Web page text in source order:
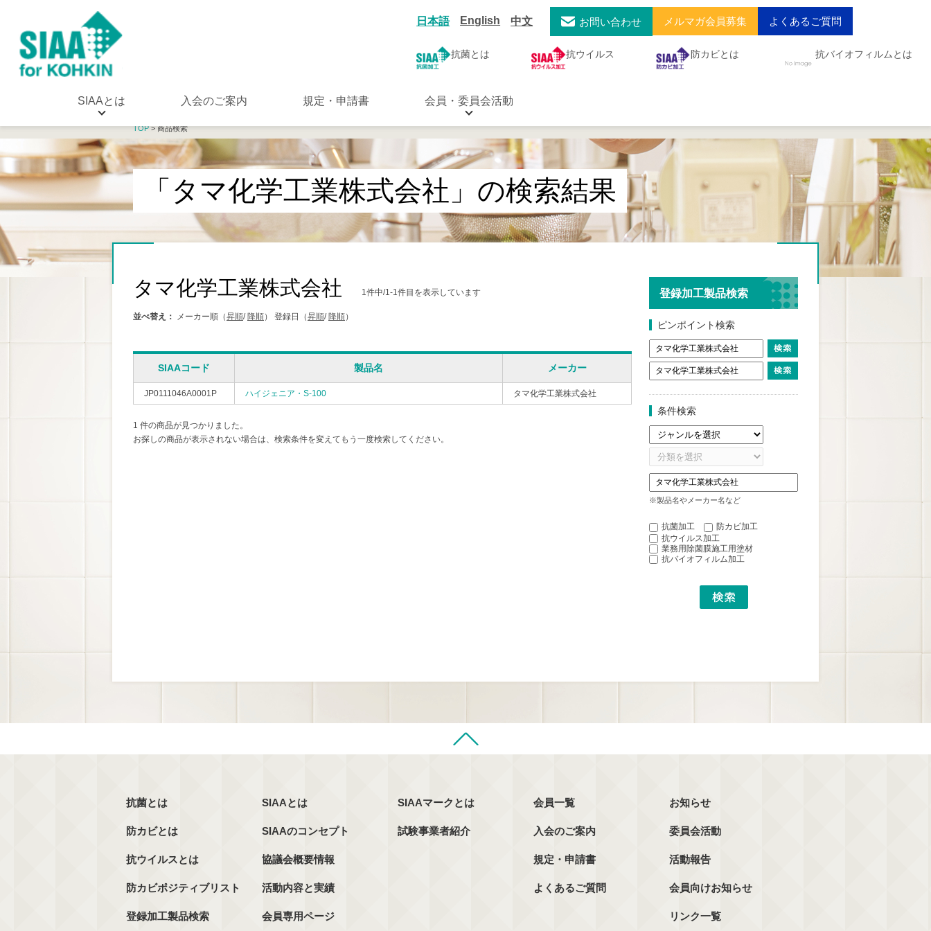
日本語 English 中文 お問い合わせ メルマガ会員募集 よくあるご質問
抗菌とは 抗ウイルス 防カビとは 抗バイオフィルムとは
SIAAとは 入会のご案内 規定・申請書 会員・委員会活動
TOP> 商品検索
「タマ化学工業株式会社」の検索結果
タマ化学工業株式会社 1件中/1-1件目を表示しています
並べ替え： メーカー順（昇順/ 降順） 登録日（昇順/ 降順）
SIAAコード 製品名 メーカー
JP0111046A0001P ハイジェニア・S-100 タマ化学工業株式会社
1 件の商品が見つかりました。
お探しの商品が表示されない場合は、検索条件を変えてもう一度検索してください。
登録加工製品検索
ピンポイント検索
条件検索
※製品名やメーカー名など
抗菌加工
防カビ加工
抗ウイルス加工
業務用除菌膜施工用塗材
抗バイオフィルム加工
抗菌とは
防カビとは
抗ウイルスとは
防カビポジティブリスト
登録加工製品検索
SIAAとは
SIAAのコンセプト
協議会概要情報
活動内容と実績
会員専用ページ
SIAAマークとは
試験事業者紹介
会員一覧
入会のご案内
規定・申請書
よくあるご質問
お知らせ
委員会活動
活動報告
会員向けお知らせ
リンク一覧